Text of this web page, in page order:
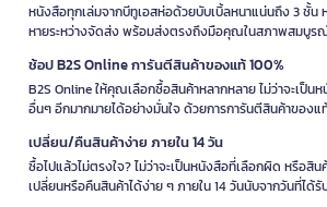
หนังสือทุกเล่มจากบีทูเอสห่อด้วยบับเบิ้ลหนาแน่นถึง 3 ชั้น
หายระหว่างจัดส่ง พร้อมส่งตรงถึงมือคุณในสภาพสมบูร
ช้อป B2S Online การันตีสินค้าของแท้ 100%
B2S Online ให้คุณเลือกซื้อสินค้าหลากหลาย ไม่ว่าจะเป็น
อื่นๆ อีกมากมายได้อย่างมั่นใจ ด้วยการการันตีสินค้าของแ
เปลี่ยน/คืนสินค้าง่าย ภายใน 14 วัน
ซื้อไปแล้วไม่ตรงใจ? ไม่ว่าจะเป็นหนังสือที่เลือกผิด หรือ
เปลี่ยนหรือคืนสินค้าได้ง่าย ๆ ภายใน 14 วันนับจากวันที่ได้รั